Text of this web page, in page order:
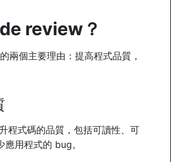
review？
兩個主要理由：提高程式品質，
程式碼的品質，包括可讀性、可
用程式的 bug。